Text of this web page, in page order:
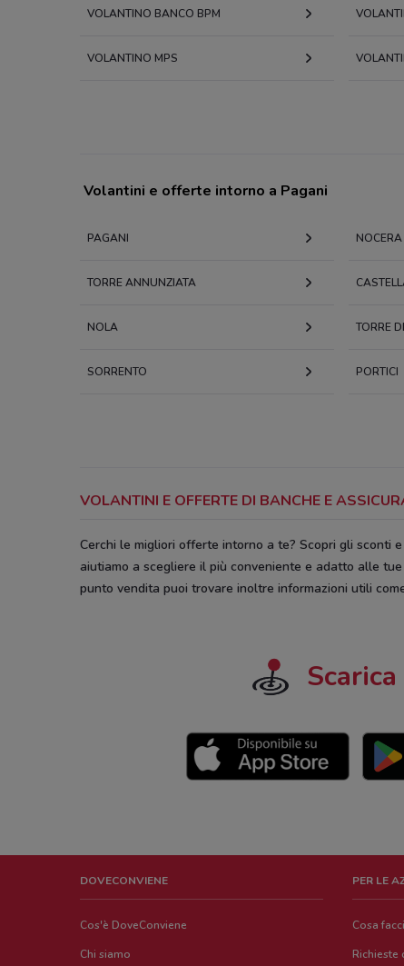
VOLANTINO BANCO BPM
VOLANTINO MPS
Volantini e offerte intorno a Pagani
PAGANI
TORRE ANNUNZIATA
NOLA TORRE
SORRENTO PORTICI
VOLANTINI E OFFERTE DI BANCHE E
Cerchi le migliori offerte intorno a te? Scopri gli sconti
aiutiamo a scegliere il più conveniente e adatto alle
punto vendita puoi trovare inoltre informazioni utili
Scarica
DOVECONVIENE
Cos'è DoveConviene
Chi siamo
PER LE
Cosa
Richieste